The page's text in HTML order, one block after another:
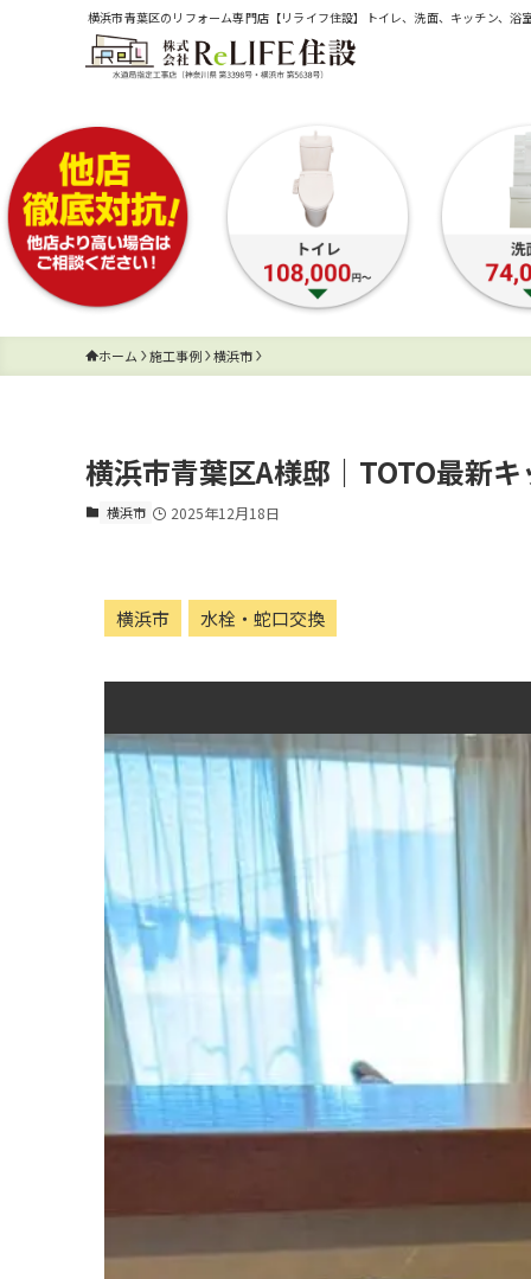
横浜市青葉区のリフォーム専門店【リライフ住設】トイレ、洗面、キッチン、浴
ホーム 施工事例 横浜市
横浜市青葉区A様邸｜TOTO最新
横浜市 2025年12月18日
横浜市 水栓・蛇口交換